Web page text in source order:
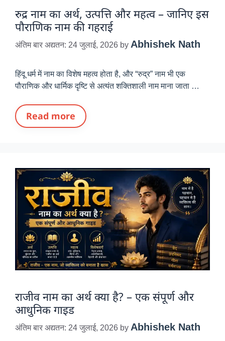
रुद्र नाम का अर्थ, उत्पत्ति और महत्व – जानिए इस
पौराणिक नाम की गहराई
अंतिम बार अद्यतन: 24 जुलाई, 2026 by Abhishek Nath
हिंदू धर्म में नाम का विशेष महत्व होता है, और “रुद्र” नाम भी एक
पौराणिक और धार्मिक दृष्टि से अत्यंत शक्तिशाली नाम माना जाता …
Read more
राजीव नाम का अर्थ क्या है? – एक संपूर्ण और
आधुनिक गाइड
अंतिम बार अद्यतन: 24 जुलाई, 2026 by Abhishek Nath